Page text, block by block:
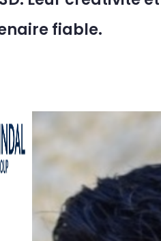
fiable.